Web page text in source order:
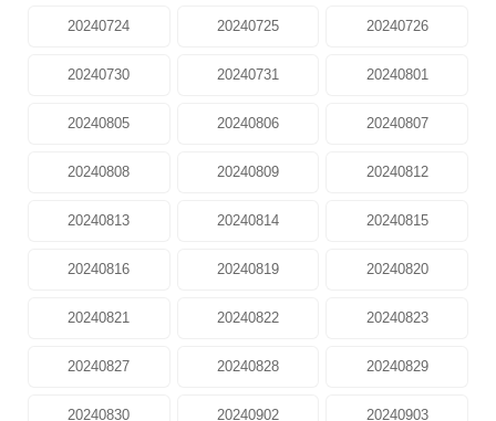
20240724 20240725 20240726
20240730 20240731 20240801
20240805 20240806 20240807
20240808 20240809 20240812
20240813 20240814 20240815
20240816 20240819 20240820
20240821 20240822 20240823
20240827 20240828 20240829
20240830 20240902 20240903